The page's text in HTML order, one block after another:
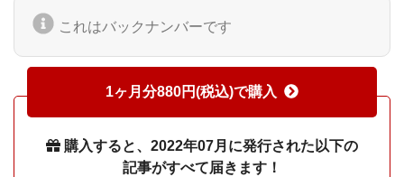
これはバックナンバーです
1ヶ月分880円(税込)で購入
購入すると、2022年07月に発行された以下の
記事がすべて届きます！